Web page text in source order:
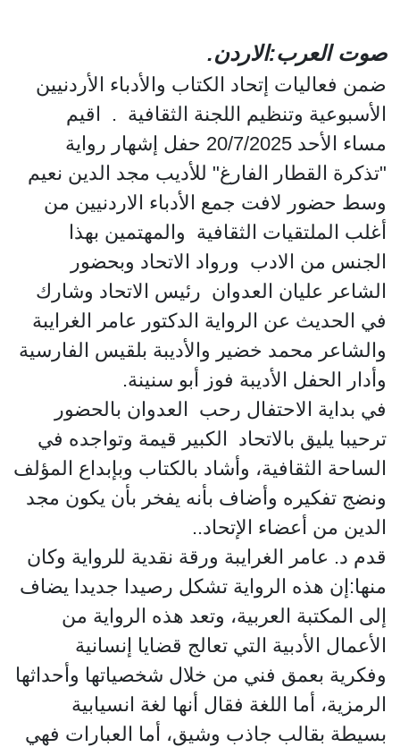
صوت العرب:الاردن.
ضمن فعاليات إتحاد الكتاب والأدباء الأردنيين
الأسبوعية وتنظيم اللجنة الثقافية . اقيم
مساء الأحد 20/7/2025 حفل إشهار رواية
"تذكرة القطار الفارغ" للأديب مجد الدين نعيم
وسط حضور لافت جمع الأدباء الاردنيين من
أغلب الملتقيات الثقافية والمهتمين بهذا
الجنس من الادب ورواد الاتحاد وبحضور
الشاعر عليان العدوان رئيس الاتحاد وشارك
في الحديث عن الرواية الدكتور عامر الغرايبة
والشاعر محمد خضير والأديبة بلقيس الفارسية
وأدار الحفل الأديبة فوز أبو سنينة.
في بداية الاحتفال رحب العدوان بالحضور
ترحيبا يليق بالاتحاد الكبير قيمة وتواجده في
الساحة الثقافية، وأشاد بالكتاب وبإبداع المؤلف
ونضج تفكيره وأضاف بأنه يفخر بأن يكون مجد
الدين من أعضاء الإتحاد..
قدم د. عامر الغرايبة ورقة نقدية للرواية وكان
منها:إن هذه الرواية تشكل رصيدا جديدا يضاف
إلى المكتبة العربية، وتعد هذه الرواية من
الأعمال الأدبية التي تعالج قضايا إنسانية
وفكرية بعمق فني من خلال شخصياتها وأحداثها
الرمزية، أما اللغة فقال أنها لغة انسيابية
بسيطة بقالب جاذب وشيق، أما العبارات فهي